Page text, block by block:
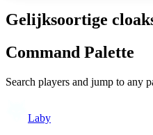
Gelijksoortige
Command Palette
Search players and jump to any
Laby